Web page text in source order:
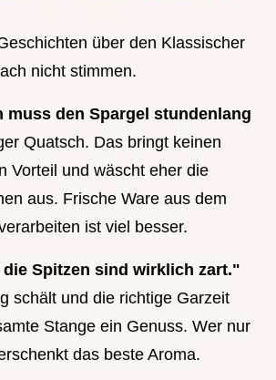
über den Klassischer
nicht stimmen.
muss den Spargel stundenlang
Quatsch. Das bringt keinen
Vorteil und wäscht eher die
aus. Frische Ware aus dem
ist viel besser.
Spitzen sind wirklich zart."
schält und die richtige Garzeit
Stange ein Genuss. Wer nur
das beste Aroma.